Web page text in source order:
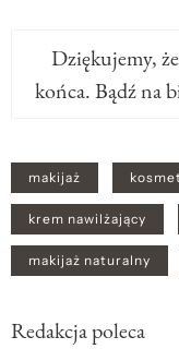
Dziękujemy,
końca. Bądź na
makijaż
krem nawilżający
makijaż naturalny
Redakcja poleca